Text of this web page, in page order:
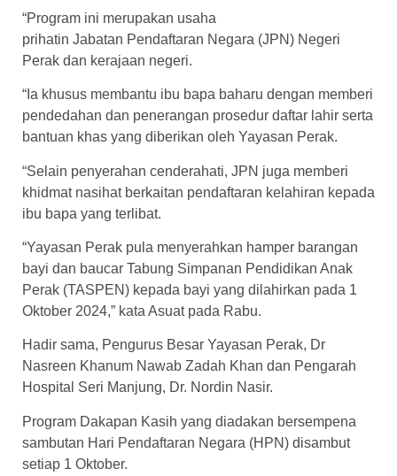
“Program ini merupakan usaha
prihatin Jabatan Pendaftaran Negara (JPN) Negeri
Perak dan kerajaan negeri.
“Ia khusus membantu ibu bapa baharu dengan memberi
pendedahan dan penerangan prosedur daftar lahir serta
bantuan khas yang diberikan oleh Yayasan Perak.
“Selain penyerahan cenderahati, JPN juga memberi
khidmat nasihat berkaitan pendaftaran kelahiran kepada
ibu bapa yang terlibat.
“Yayasan Perak pula menyerahkan hamper barangan
bayi dan baucar Tabung Simpanan Pendidikan Anak
Perak (TASPEN) kepada bayi yang dilahirkan pada 1
Oktober 2024,” kata Asuat pada Rabu.
Hadir sama, Pengurus Besar Yayasan Perak, Dr
Nasreen Khanum Nawab Zadah Khan dan Pengarah
Hospital Seri Manjung, Dr. Nordin Nasir.
Program Dakapan Kasih yang diadakan bersempena
sambutan Hari Pendaftaran Negara (HPN) disambut
setiap 1 Oktober.